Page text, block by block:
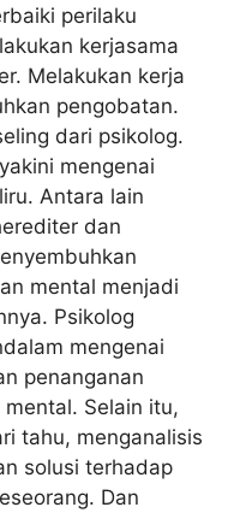
perilaku
kerjasama
Melakukan kerja
pengobatan.
dari psikolog.
mengenai
Antara lain
dan
mental menjadi
Psikolog
mengenai
penanganan
Selain itu,
tahu, menganalisis
solusi terhadap
Dan